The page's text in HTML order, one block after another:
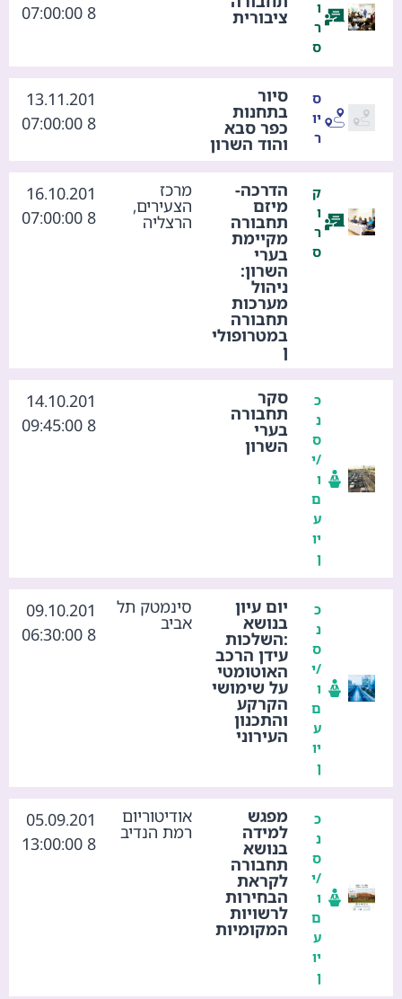
ו
ר
ס
ציבורית
8 07:00:00
ס
יו
ר
סיור
בתחנות
כפר סבא
והוד השרון
13.11.201
8 07:00:00
ק
ו
ר
ס
הדרכה-
מיזם
תחבורה
מקיימת
בערי
השרון:
ניהול
מערכות
תחבורה
במטרופולי
ן
מרכז
הצעירים,
הרצליה
16.10.201
8 07:00:00
כ
נ
ס
/י
ו
ם
ע
יו
ן
סקר
תחבורה
בערי
השרון
14.10.201
8 09:45:00
כ
נ
ס
/י
ו
ם
ע
יו
ן
יום עיון
בנושא
:השלכות
עידן הרכב
האוטומטי
על שימושי
הקרקע
והתכנון
העירוני
סינמטק תל
אביב
09.10.201
8 06:30:00
כ
נ
ס
/י
ו
ם
ע
יו
ן
מפגש
למידה
בנושא
תחבורה
לקראת
הבחירות
לרשויות
המקומיות
אודיטוריום
רמת הנדיב
05.09.201
8 13:00:00